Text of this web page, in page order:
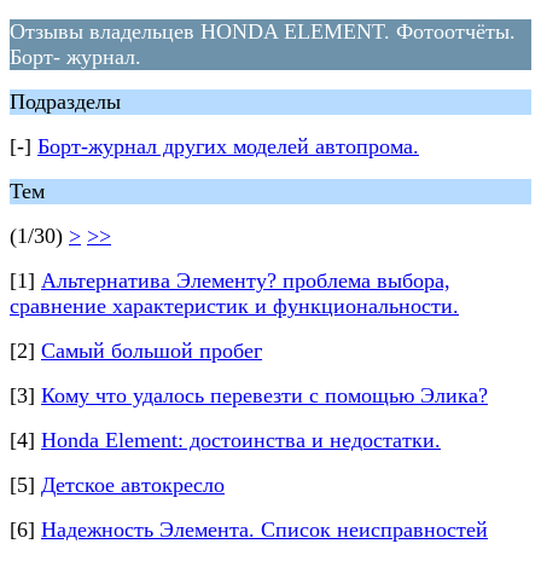
Отзывы владельцев HONDA ELEMENT. Фотоотчёты.
Борт- журнал.
Подразделы
[-] Борт-журнал других моделей автопрома.
Тем
(1/30) > >>
[1] Альтернатива Элементу? проблема выбора,
сравнение характеристик и функциональности.
[2] Самый большой пробег
[3] Кому что удалось перевезти с помощью Элика?
[4] Honda Element: достоинства и недостатки.
[5] Детское автокресло
[6] Надежность Элемента. Список неисправностей